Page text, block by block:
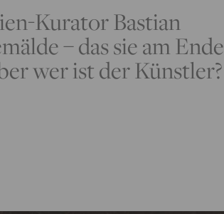
Kurator Bastian
– das sie am Ende
wer ist der Künstler?